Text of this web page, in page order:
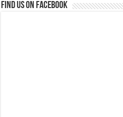
Find us on Facebook